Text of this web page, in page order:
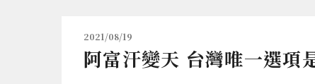
2021/08/19
阿富汗變天 台灣唯一選項